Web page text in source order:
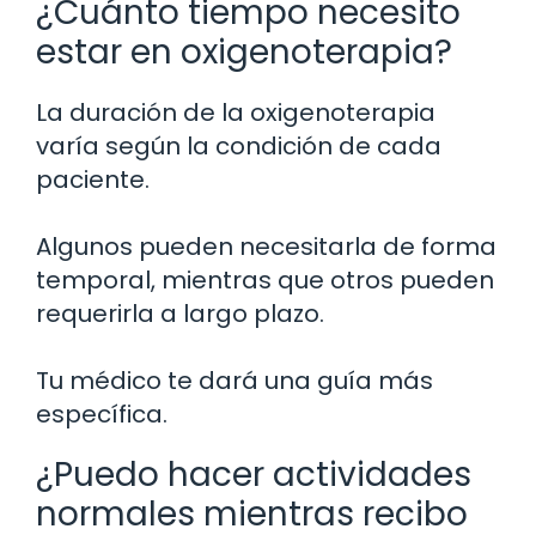
¿Cuánto tiempo necesito
estar en oxigenoterapia?
La duración de la oxigenoterapia
varía según la condición de cada
paciente.
Algunos pueden necesitarla de forma
temporal, mientras que otros pueden
requerirla a largo plazo.
Tu médico te dará una guía más
específica.
¿Puedo hacer actividades
normales mientras recibo